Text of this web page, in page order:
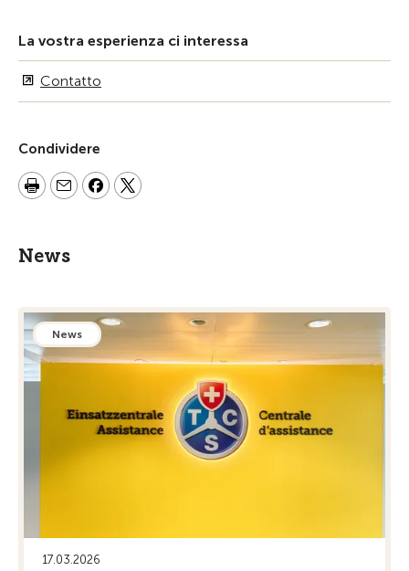
La vostra esperienza ci interessa
Contatto
Condividere
News
News
17.03.2026